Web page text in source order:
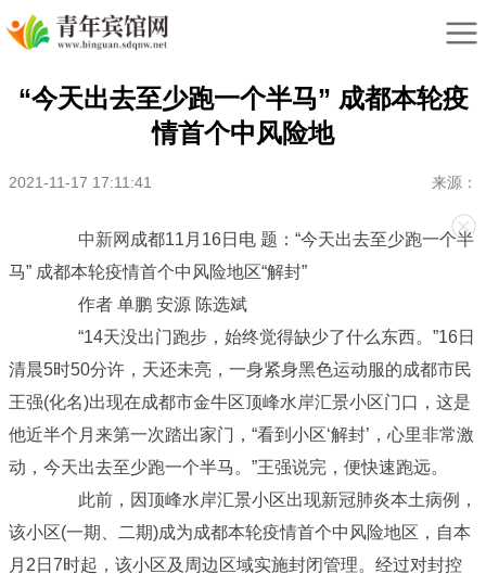
“今天出去至少跑一个半马” 成都本轮疫
情首个中风险地
2021-11-17 17:11:41 来源：
中新网 成都11月16日电 题：“今天出去至少跑一个半
马” 成都本轮疫情首个中风险地区“解封”
作者 单鹏 安源 陈选斌
“14天没出门跑步，始终觉得缺少了什么东西。”16日
清晨5时50分许，天还未亮，一身紧身黑色运动服的成都市民
王强(化名)出现在成都市金牛区顶峰水岸汇景小区门口，这是
他近半个月来第一次踏出家门，“看到小区‘解封’，心里非常激
动，今天出去至少跑一个半马。”王强说完，便快速跑远。
此前，因顶峰水岸汇景小区出现新冠肺炎本土病例，
该小区(一期、二期)成为成都本轮疫情首个中风险地区，自本
月2日7时起，该小区及周边区域实施封闭管理。经过对封控